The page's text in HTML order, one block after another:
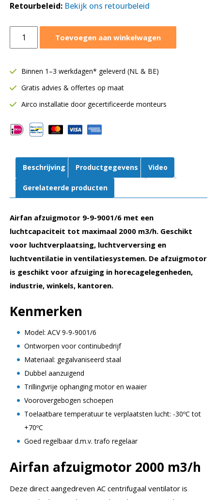
Retourbeleid: Bekijk ons retourbeleid
afzuigmotor
m³/h
9-
9-
aantal
Toevoegen aan winkelwagen
Binnen 1–3 werkdagen* geleverd (NL & BE)
Gratis advies & offertes op maat
Airco installatie door gecertificeerde monteurs
Beschrijving Productgegevens Video
Gerelateerde producten
Airfan afzuigmotor 9-9-9001/6 met een
luchtcapaciteit tot maximaal 2000 m3/h. Geschikt
voor luchtverplaatsing, luchtverversing en
luchtventilatie in ventilatiesystemen. De afzuigmotor
is geschikt voor afzuiging in horecagelegenheden,
industrie, winkels, kantoren.
Kenmerken
Model: ACV 9-9-9001/6
Ontworpen voor continubedrijf
Materiaal: gegalvaniseerd staal
Dubbel aanzuigend
Trillingvrije ophanging motor en waaier
Voorovergebogen schoepen
Toelaatbare temperatuur te verplaatsten lucht: -30ºC tot
+70ºC
Goed regelbaar d.m.v. trafo regelaar
Airfan afzuigmotor 2000 m3/h
Deze direct aangedreven AC centrifugaal ventilator is